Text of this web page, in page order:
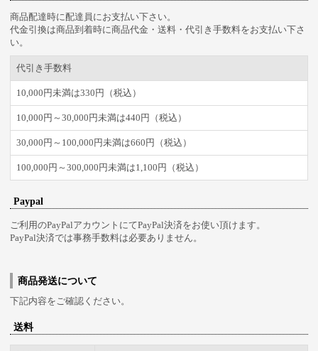
商品配達時に配達員にお支払い下さい。
代金引換は商品到着時に商品代金・送料・代引き手数料をお支払い下さ
い。
代引き手数料
10,000円未満は330円（税込）
10,000円～30,000円未満は440円（税込）
30,000円～100,000円未満は660円（税込）
100,000円～300,000円未満は1,100円（税込）
Paypal
ご利用のPayPalアカウントにてPayPal決済をお使い頂けます。
PayPal決済では事務手数料は必要ありません。
商品発送について
下記内容をご確認ください。
送料